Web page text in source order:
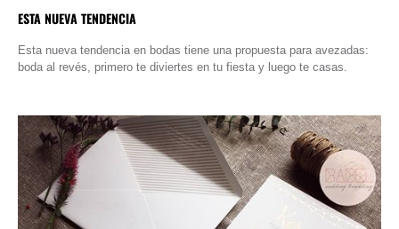
ESTA NUEVA TENDENCIA
Esta nueva tendencia en bodas tiene una propuesta para avezadas:
boda al revés, primero te diviertes en tu fiesta y luego te casas.